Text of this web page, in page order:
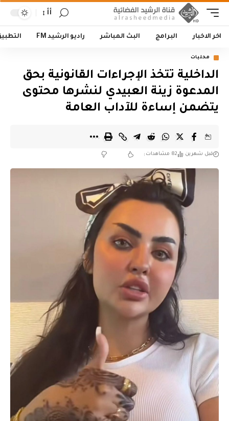
أأ
اخر الاخبار البرامج البث المباشر راديو الرشيد FM
محليات
الداخلية تتخذ الإجراءات القانونية بحق
المدعوة زينة العبيدي لنشرها محتوى
يتضمن إساءة للآداب العامة
قبل شهرين 82 مشاهدات